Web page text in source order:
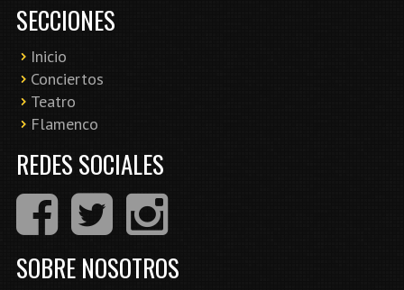
SECCIONES
Inicio
Conciertos
Teatro
Flamenco
REDES SOCIALES
SOBRE NOSOTROS